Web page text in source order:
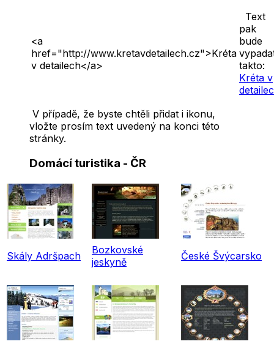
<a
href="http://www.kretavdetailech.cz">Kréta
v detailech</a>
Text
pak
bude
takto:
Kréta v
V případě, že byste chtěli přidat i ikonu,
vložte prosím text uvedený na konci této
stránky.
Domácí turistika - ČR
Skály Adršpach
Bozkovské
jeskyně
České Švýcarsko